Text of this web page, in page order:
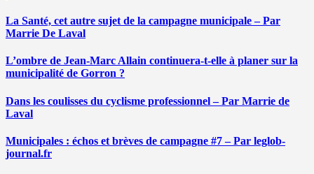
La Santé, cet autre sujet de la campagne municipale – Par
Marrie De Laval
L’ombre de Jean-Marc Allain continuera-t-elle à planer sur la
municipalité de Gorron ?
Dans les coulisses du cyclisme professionnel – Par Marrie de
Laval
Municipales : échos et brèves de campagne #7 – Par leglob-
journal.fr